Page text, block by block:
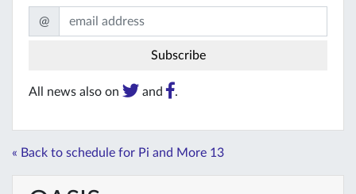
@
All news also on and .
« Back to schedule for Pi and More 13